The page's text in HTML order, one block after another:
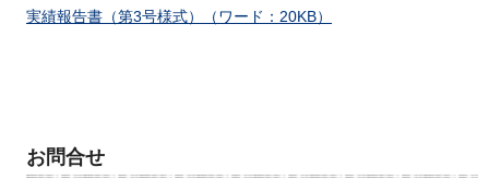
実績報告書（第3号様式）（ワード：20KB）
お問合せ